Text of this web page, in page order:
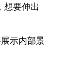
想要伸出
示内部景